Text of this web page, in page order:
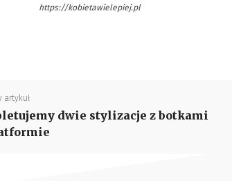
https://kobietawielepiej.pl
artykuł
dwie stylizacje z botkami